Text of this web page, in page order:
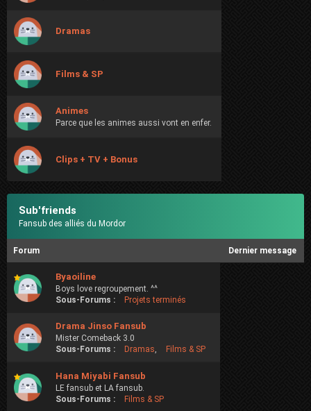
Dramas
Films & SP
Animes
Parce que les animes aussi vont en enfer.
Clips + TV + Bonus
Sub'friends
Fansub des alliés du Mordor
Forum Dernier message
Byaoiline
Boys love regroupement. ^^
Sous-Forums :
Projets terminés
Drama Jinso Fansub
Mister Comeback 3.0
Sous-Forums :
Dramas, Films & SP
Hana Miyabi Fansub
LE fansub et LA fansub.
Sous-Forums :
Films & SP